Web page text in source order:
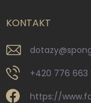
KONTAKT
dotazy@
+420 776 663
https://